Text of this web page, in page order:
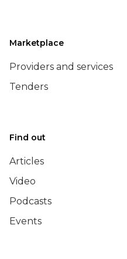
Marketplace
Providers and services
Tenders
Find out
Articles
Video
Podcasts
Events